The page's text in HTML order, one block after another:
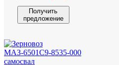
Получить
предложение